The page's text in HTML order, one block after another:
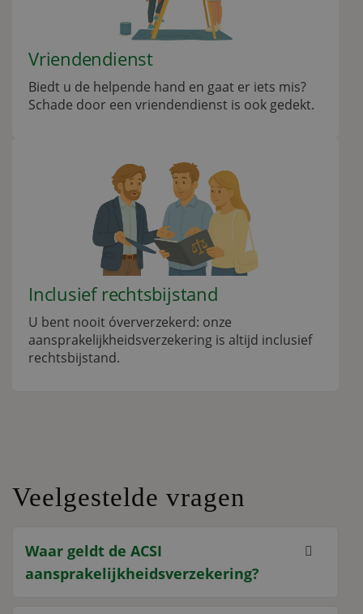
Vriendendienst
Biedt u de helpende hand en gaat er iets mis?
Schade door een vriendendienst is ook gedekt.
Inclusief rechtsbijstand
U bent nooit óververzekerd: onze
aansprakelijkheidsverzekering is altijd inclusief
rechtsbijstand.
Veelgestelde vragen
Waar geldt de ACSI
aansprakelijkheidsverzekering?